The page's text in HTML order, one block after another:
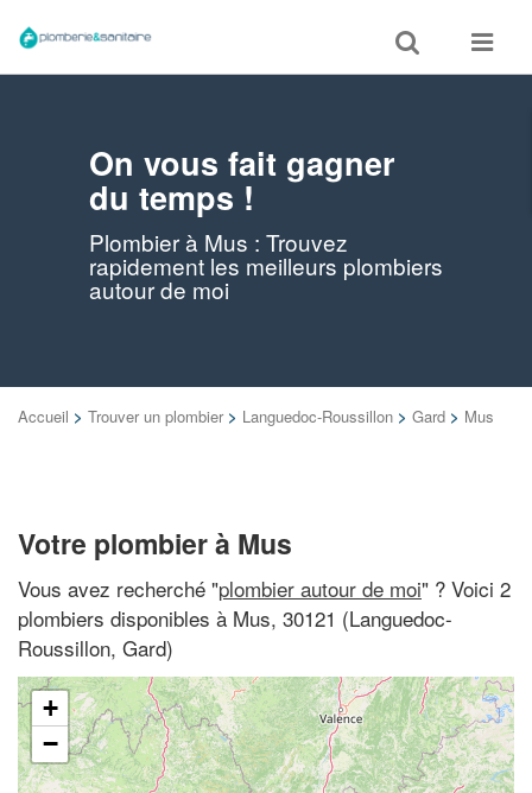
Toggle
search
Toggle
On vous fait gagner
du temps !
Plombier à Mus : Trouvez
rapidement les meilleurs plombiers
autour de moi
Accueil > Trouver un plombier > Languedoc-Roussillon > Gard > Mus
Votre plombier à Mus
Vous avez recherché "plombier autour de moi" ? Voici 2
plombiers disponibles à Mus, 30121 (Languedoc-
Roussillon, Gard)
+
−